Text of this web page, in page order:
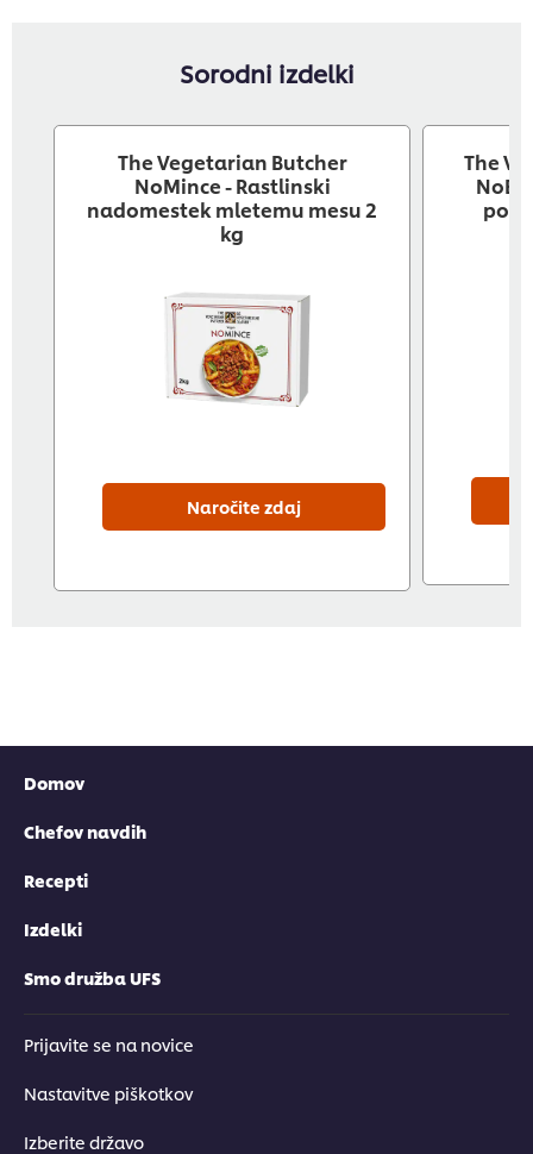
Sorodni izdelki
The Vegetarian Butcher
NoMince - Rastlinski
nadomestek mletemu mesu 2
kg
Naročite zdaj
The
Domov
Chefov navdih
Recepti
Izdelki
Smo družba UFS
Prijavite se na novice
Nastavitve piškotkov
Izberite državo